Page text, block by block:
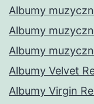
Albumy
Albumy
Albumy
Albumy Velvet
Albumy Virgin